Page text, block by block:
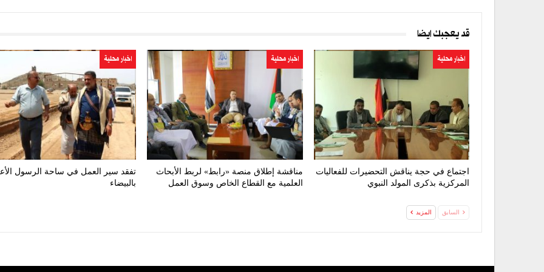
قد يعجبك ايضا
اخبار محلية
اجتماع في حجة يناقش التحضيرات للفعاليات
المركزية بذكرى المولد النبوي
اخبار محلية
مناقشة إطلاق منصة «رابط» لربط الأبحاث
العلمية مع القطاع الخاص وسوق العمل
اخبار محلية
تفقد سير العمل في ساحة الرسول
بالبيضاء
السابق المزيد